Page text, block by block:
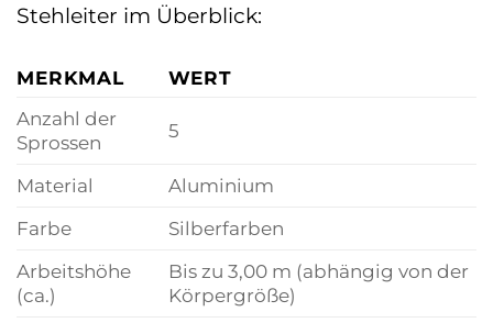
Stehleiter im Überblick:
MERKMAL
WERT
Anzahl der
Sprossen
5
Material
Aluminium
Farbe
Silberfarben
Arbeitshöhe
(ca.)
Bis zu 3,00 m (abhängig von der
Körpergröße)